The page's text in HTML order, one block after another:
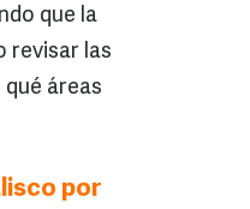
que la
revisar las
áreas
por